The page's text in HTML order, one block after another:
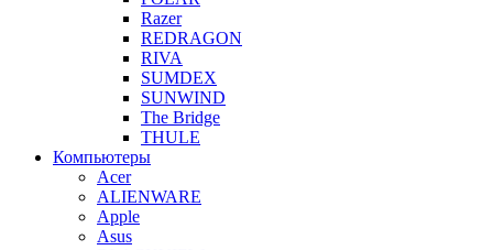
Razer
REDRAGON
RIVA
SUMDEX
SUNWIND
The Bridge
THULE
Компьютеры
Acer
ALIENWARE
Apple
Asus